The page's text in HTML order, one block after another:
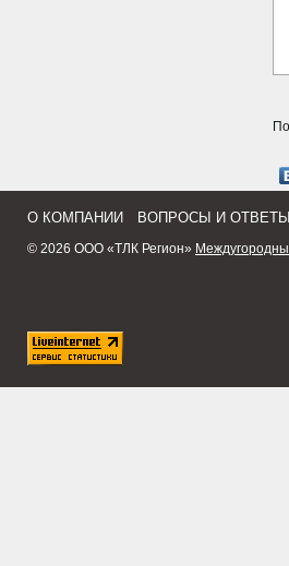
О КОМПАНИИ ВОПРОСЫ И ОТВЕТЫ
© 2026 ООО «ТЛК Регион»